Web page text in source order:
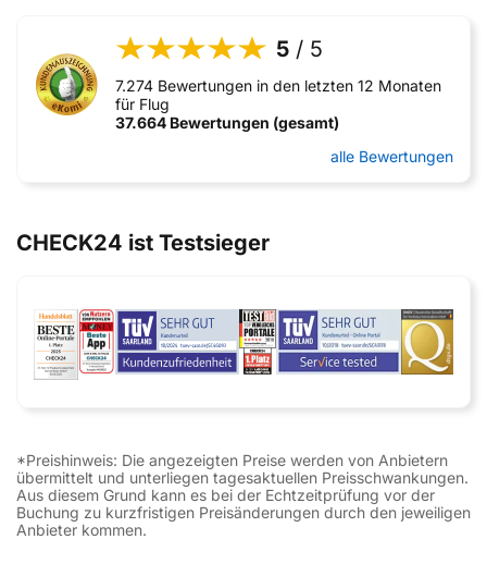
5 / 5
7.274 Bewertungen in den letzten 12 Monaten
für Flug
37.664 Bewertungen (gesamt)
alle Bewertungen
CHECK24 ist Testsieger
*Preishinweis: Die angezeigten Preise werden von Anbietern
übermittelt und unterliegen tagesaktuellen Preisschwankungen.
Aus diesem Grund kann es bei der Echtzeitprüfung vor der
Buchung zu kurzfristigen Preisänderungen durch den jeweiligen
Anbieter kommen.